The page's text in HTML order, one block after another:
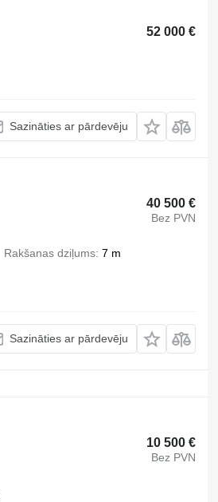
52 000 €
Sazināties ar pārdevēju
40 500 €
Bez PVN
Rakšanas dziļums 7 m
Sazināties ar pārdevēju
10 500 €
Bez PVN